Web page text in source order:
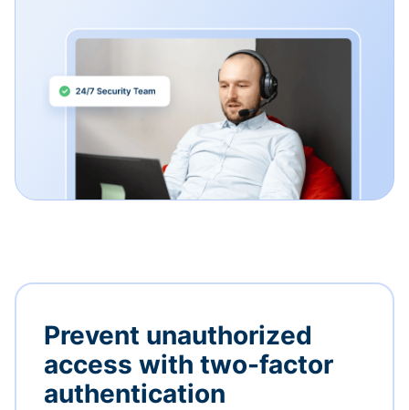
Prevent unauthorized
access with two-factor
authentication